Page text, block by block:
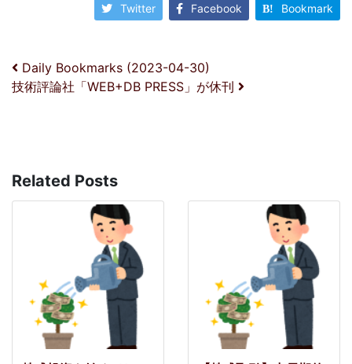
Twitter Facebook Bookmark
投稿ナビゲーション
Daily Bookmarks (2023-04-30)
技術評論社「WEB+DB PRESS」が休刊
Related Posts